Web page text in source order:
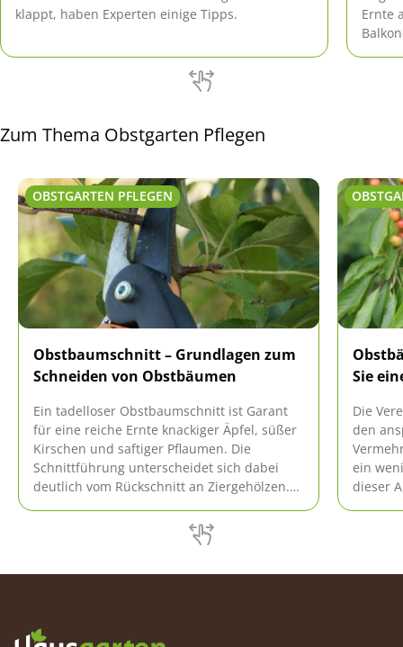
klappt, haben Experten einige Tipps.
Ernte
Zum Thema Obstgarten Pflegen
OBSTGARTEN PFLEGEN
Obstbaumschnitt – Grundlagen zum
Schneiden von Obstbäumen
Ein tadelloser Obstbaumschnitt ist Garant
für eine reiche Ernte knackiger Äpfel, süßer
Kirschen und saftiger Pflaumen. Die
Schnittführung unterscheidet sich dabei
deutlich vom Rückschnitt an Ziergehölzen.
Grundlagen zum Schneiden von
Obstbäumen in jeder Ertragsphase. So geht
Sie
Die
den
ein
dieser